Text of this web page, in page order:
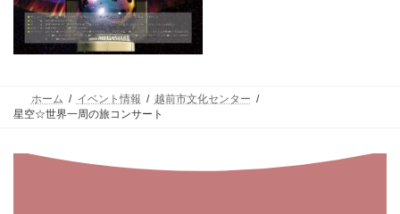
ホーム イベント情報
越前市文化センター
星空☆世界一周の旅コンサート